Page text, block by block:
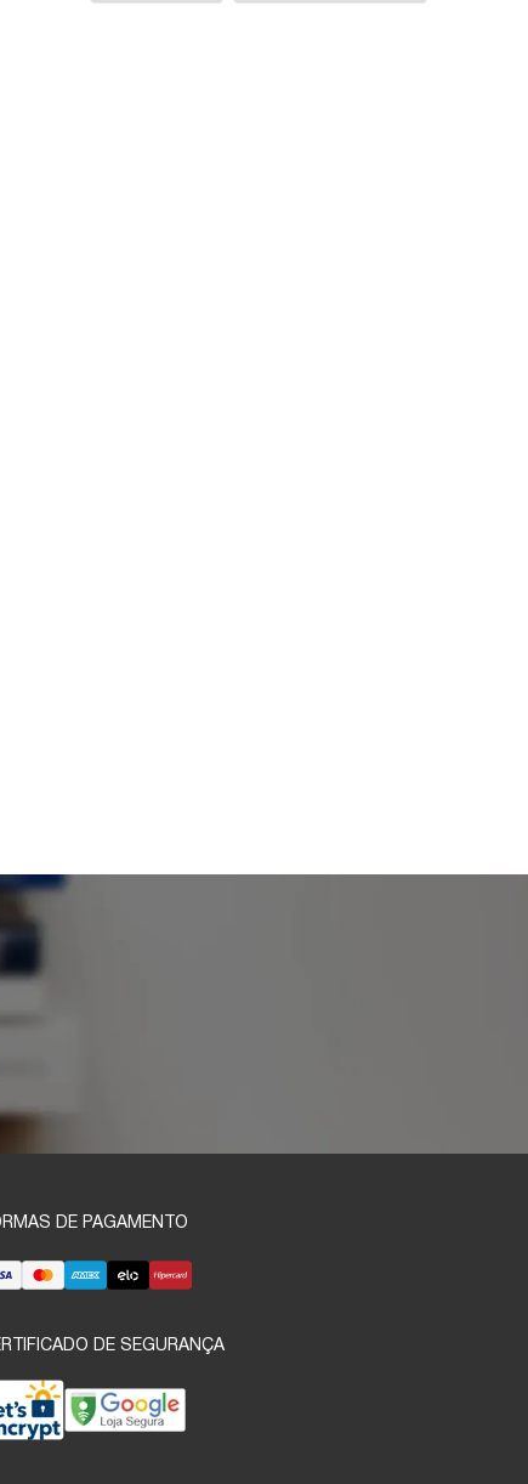
DE PAGAMENTO
DE SEGURANÇA